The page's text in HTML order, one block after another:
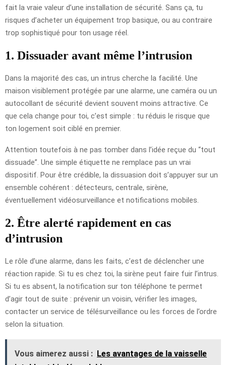
fait la vraie valeur d’une installation de sécurité. Sans ça, tu
risques d’acheter un équipement trop basique, ou au contraire
trop sophistiqué pour ton usage réel.
1. Dissuader avant même l’intrusion
Dans la majorité des cas, un intrus cherche la facilité. Une
maison visiblement protégée par une alarme, une caméra ou un
autocollant de sécurité devient souvent moins attractive. Ce
que cela change pour toi, c’est simple : tu réduis le risque que
ton logement soit ciblé en premier.
Attention toutefois à ne pas tomber dans l’idée reçue du “tout
dissuade”. Une simple étiquette ne remplace pas un vrai
dispositif. Pour être crédible, la dissuasion doit s’appuyer sur un
ensemble cohérent : détecteurs, centrale, sirène,
éventuellement vidéosurveillance et notifications mobiles.
2. Être alerté rapidement en cas
d’intrusion
Le rôle d’une alarme, dans les faits, c’est de déclencher une
réaction rapide. Si tu es chez toi, la sirène peut faire fuir l’intrus.
Si tu es absent, la notification sur ton téléphone te permet
d’agir tout de suite : prévenir un voisin, vérifier les images,
contacter un service de télésurveillance ou les forces de l’ordre
selon la situation.
Vous aimerez aussi : Les avantages de la vaisselle